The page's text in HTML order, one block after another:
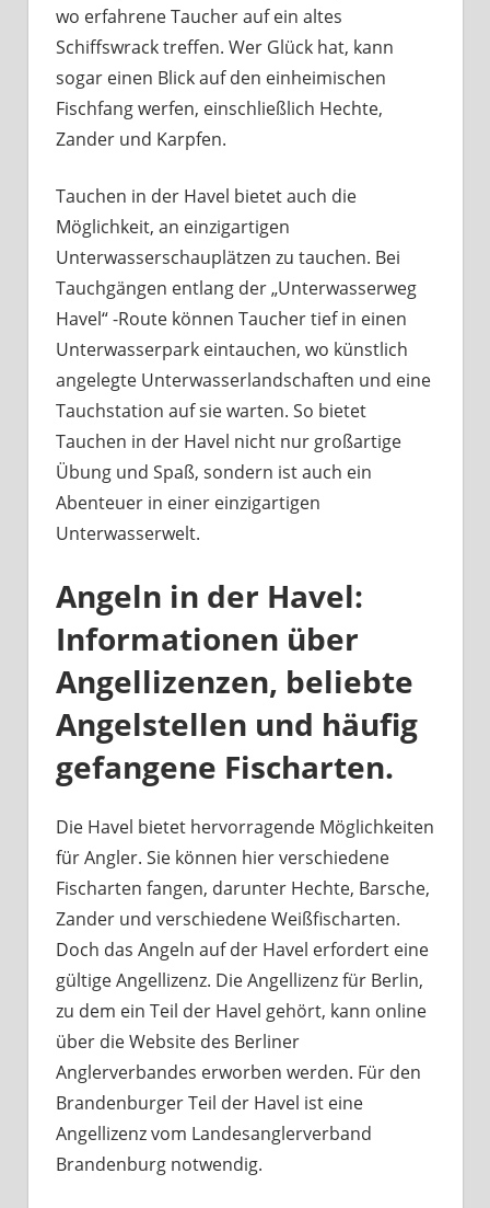
wo erfahrene Taucher auf ein altes
Schiffswrack treffen. Wer Glück hat, kann
sogar einen Blick auf den einheimischen
Fischfang werfen, einschließlich Hechte,
Zander und Karpfen.
Tauchen in der Havel bietet auch die
Möglichkeit, an einzigartigen
Unterwasserschauplätzen zu tauchen. Bei
Tauchgängen entlang der „Unterwasserweg
Havel“ -Route können Taucher tief in einen
Unterwasserpark eintauchen, wo künstlich
angelegte Unterwasserlandschaften und eine
Tauchstation auf sie warten. So bietet
Tauchen in der Havel nicht nur großartige
Übung und Spaß, sondern ist auch ein
Abenteuer in einer einzigartigen
Unterwasserwelt.
Angeln in der Havel:
Informationen über
Angellizenzen, beliebte
Angelstellen und häufig
gefangene Fischarten.
Die Havel bietet hervorragende Möglichkeiten
für Angler. Sie können hier verschiedene
Fischarten fangen, darunter Hechte, Barsche,
Zander und verschiedene Weißfischarten.
Doch das Angeln auf der Havel erfordert eine
gültige Angellizenz. Die Angellizenz für Berlin,
zu dem ein Teil der Havel gehört, kann online
über die Website des Berliner
Anglerverbandes erworben werden. Für den
Brandenburger Teil der Havel ist eine
Angellizenz vom Landesanglerverband
Brandenburg notwendig.